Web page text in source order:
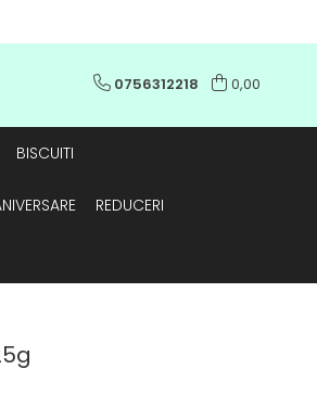
0756312218 0,00
BISCUITI
REDUCERI